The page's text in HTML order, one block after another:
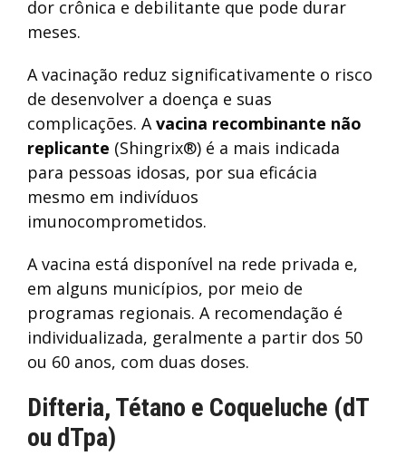
dor crônica e debilitante que pode durar
meses.
A vacinação reduz significativamente o risco
de desenvolver a doença e suas
complicações. Avacina recombinante não
replicante (Shingrix®) é a mais indicada
para pessoas idosas, por sua eficácia
mesmo em indivíduos
imunocomprometidos.
A vacina está disponível na rede privada e,
em alguns municípios, por meio de
programas regionais. A recomendação é
individualizada, geralmente a partir dos 50
ou 60 anos, com duas doses.
Difteria, Tétano e Coqueluche (dT
ou dTpa)